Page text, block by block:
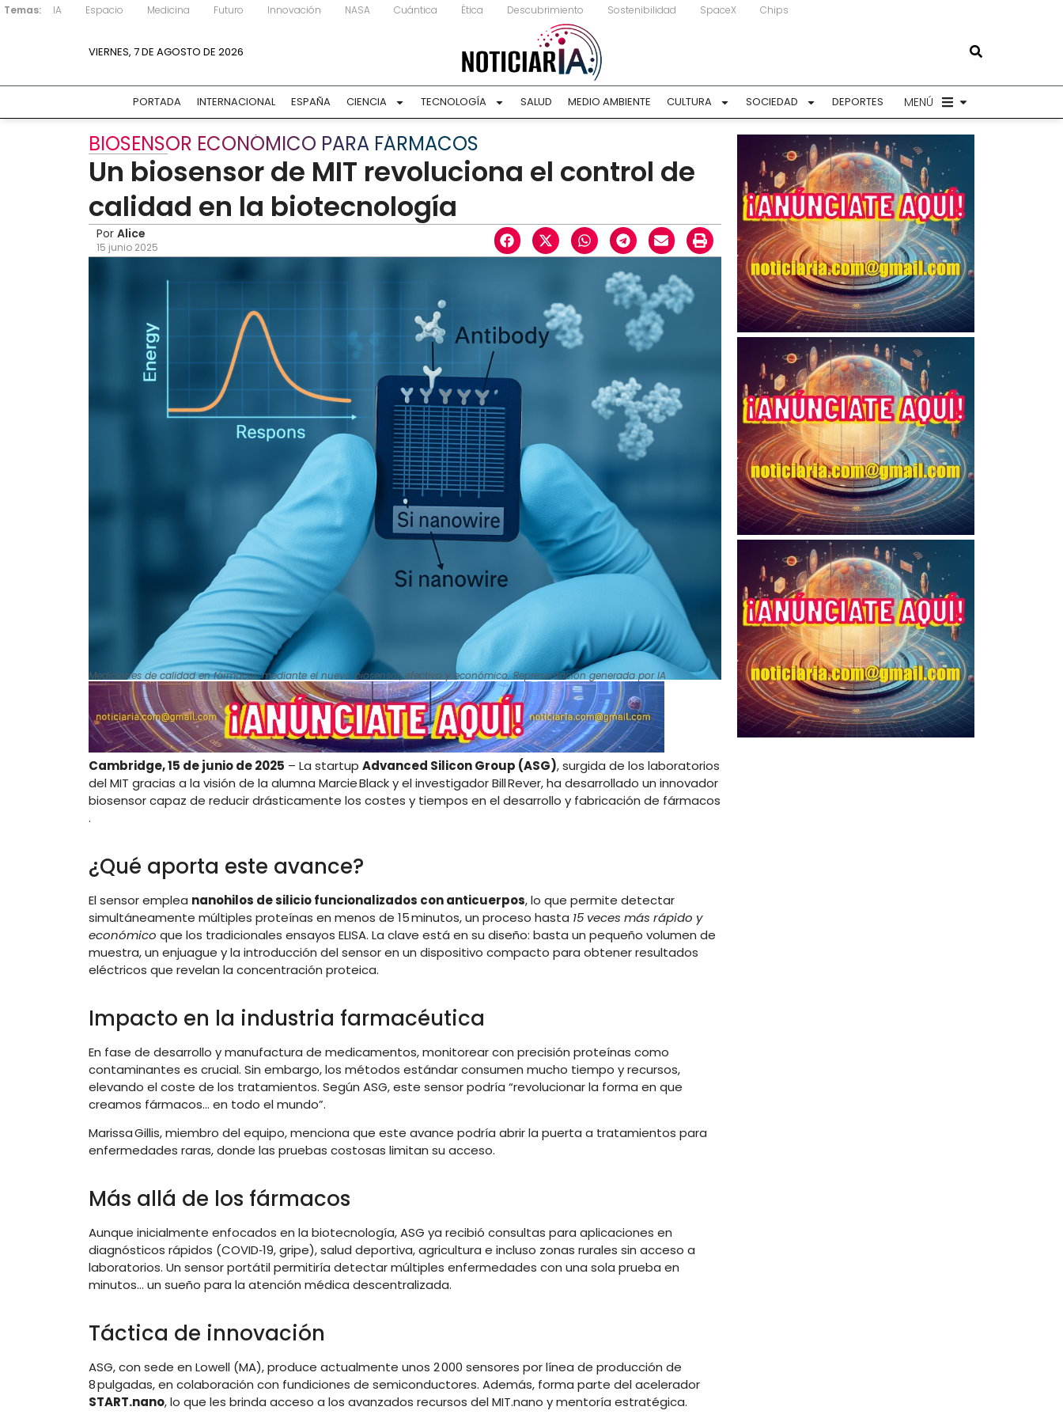
Temas: IA Espacio Medicina Futuro Innovación NASA Cuántica Ética Descubrimiento Sostenibilidad SpaceX Chips
VIERNES, 7 DE AGOSTO DE 2026
PORTADA INTERNACIONAL ESPAÑA CIENCIA TECNOLOGÍA SALUD MEDIO AMBIENTE CULTURA SOCIEDAD DEPORTES MENÚ
BIOSENSOR ECONÓMICO PARA FÁRMACOS
Un biosensor de MIT revoluciona el control de
calidad en la biotecnología
Por Alice
15 junio 2025
Mediciones de calidad en fármacos mediante el nuevo biosensor, efectivo y económico. Representación generada por IA
Cambridge, 15 de junio de 2025 – La startup Advanced Silicon Group (ASG), surgida de los laboratorios
del MIT gracias a la visión de la alumna Marcie Black y el investigador Bill Rever, ha desarrollado un innovador
biosensor capaz de reducir drásticamente los costes y tiempos en el desarrollo y fabricación de fármacos
.
¿Qué aporta este avance?
El sensor emplea nanohilos de silicio funcionalizados con anticuerpos, lo que permite detectar
simultáneamente múltiples proteínas en menos de 15 minutos, un proceso hasta 15 veces más rápido y
económico que los tradicionales ensayos ELISA. La clave está en su diseño: basta un pequeño volumen de
muestra, un enjuague y la introducción del sensor en un dispositivo compacto para obtener resultados
eléctricos que revelan la concentración proteica.
Impacto en la industria farmacéutica
En fase de desarrollo y manufactura de medicamentos, monitorear con precisión proteínas como
contaminantes es crucial. Sin embargo, los métodos estándar consumen mucho tiempo y recursos,
elevando el coste de los tratamientos. Según ASG, este sensor podría “revolucionar la forma en que
creamos fármacos… en todo el mundo”.
Marissa Gillis, miembro del equipo, menciona que este avance podría abrir la puerta a tratamientos para
enfermedades raras, donde las pruebas costosas limitan su acceso.
Más allá de los fármacos
Aunque inicialmente enfocados en la biotecnología, ASG ya recibió consultas para aplicaciones en
diagnósticos rápidos (COVID‑19, gripe), salud deportiva, agricultura e incluso zonas rurales sin acceso a
laboratorios. Un sensor portátil permitiría detectar múltiples enfermedades con una sola prueba en
minutos… un sueño para la atención médica descentralizada.
Táctica de innovación
ASG, con sede en Lowell (MA), produce actualmente unos 2 000 sensores por línea de producción de
8 pulgadas, en colaboración con fundiciones de semiconductores. Además, forma parte del acelerador
START.nano, lo que les brinda acceso a los avanzados recursos del MIT.nano y mentoría estratégica.